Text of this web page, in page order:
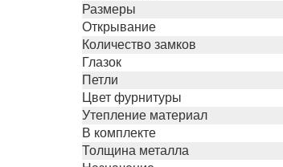
Размеры
Открывание
Количество замков
Глазок
Петли
Цвет фурнитуры
Утепление материал
В комплекте
Толщина металла